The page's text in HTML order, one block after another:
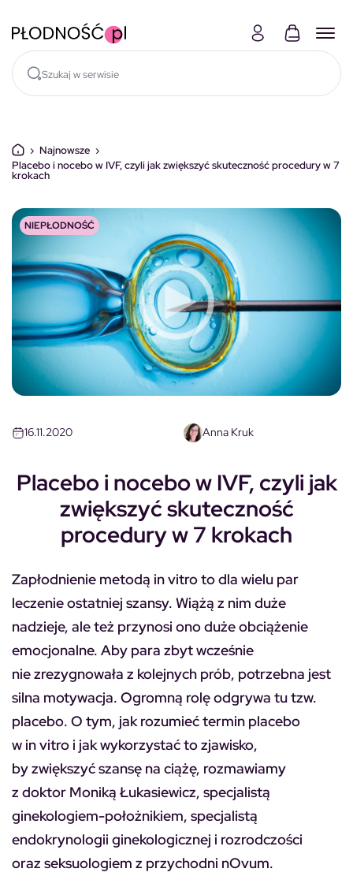
› Najnowsze ›
Placebo i nocebo w IVF, czyli jak zwiększyć skuteczność procedury w 7
krokach
NIEPŁODNOŚĆ
16.11.2020 Anna Kruk
Placebo i nocebo w IVF, czyli jak
zwiększyć skuteczność
procedury w 7 krokach
Zapłodnienie metodą in vitro to dla wielu par
leczenie ostatniej szansy. Wiążą z nim duże
nadzieje, ale też przynosi ono duże obciążenie
emocjonalne. Aby para zbyt wcześnie
nie zrezygnowała z kolejnych prób, potrzebna jest
silna motywacja. Ogromną rolę odgrywa tu tzw.
placebo. O tym, jak rozumieć termin placebo
w in vitro i jak wykorzystać to zjawisko,
by zwiększyć szansę na ciążę, rozmawiamy
z doktor Moniką Łukasiewicz, specjalistą
ginekologiem-położnikiem, specjalistą
endokrynologii ginekologicznej i rozrodczości
oraz seksuologiem z przychodni nOvum.